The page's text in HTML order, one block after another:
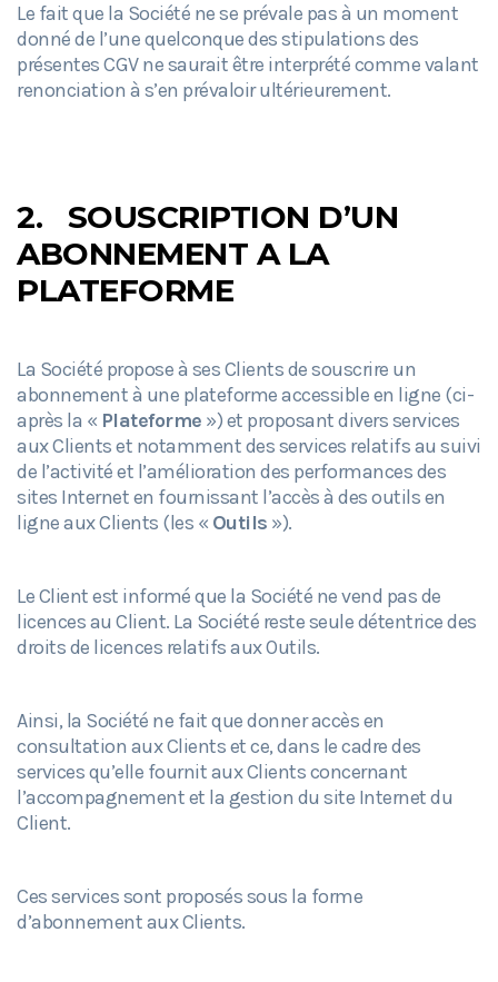
Le fait que la Société ne se prévale pas à un moment
donné de l’une quelconque des stipulations des
présentes CGV ne saurait être interprété comme valant
renonciation à s’en prévaloir ultérieurement.
2.
SOUSCRIPTION D’UN
ABONNEMENT A LA
PLATEFORME
La Société propose à ses Clients de souscrire un
abonnement à une plateforme accessible en ligne (ci-
après la « Plateforme ») et proposant divers services
aux Clients et notamment des services relatifs au suivi
de l’activité et l’amélioration des performances des
sites Internet en fournissant l’accès à des outils en
ligne aux Clients (les « Outils »).
Le Client est informé que la Société ne vend pas de
licences au Client. La Société reste seule détentrice des
droits de licences relatifs aux Outils.
Ainsi, la Société ne fait que donner accès en
consultation aux Clients et ce, dans le cadre des
services qu’elle fournit aux Clients concernant
l’accompagnement et la gestion du site Internet du
Client.
Ces services sont proposés sous la forme
d’abonnement aux Clients.